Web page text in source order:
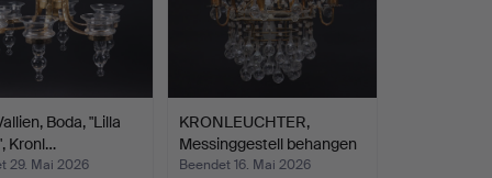
Boda, "Lilla
Kronl…
29. Mai 2026
KRONLEUCHTER,
Messinggestell behangen
mit …
Beendet 16. Mai 2026